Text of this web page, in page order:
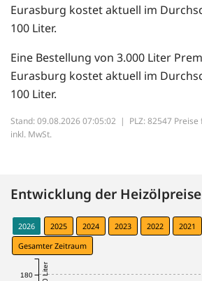
Eurasburg kostet aktuell im
100 Liter.
Eine Bestellung von 3.000 Liter
Eurasburg kostet aktuell im
100 Liter.
Stand: 09.08.2026 07:05:02 | PLZ: 82547
inkl. MwSt.
Entwicklung der Heizölpreise
2026 2025 2024 2023 2022 2021
Gesamter Zeitraum
180